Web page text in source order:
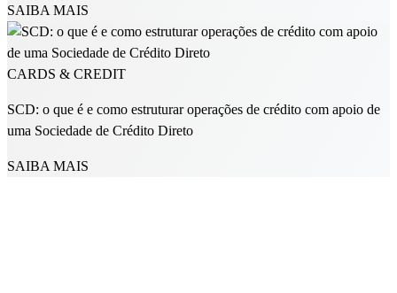
SAIBA MAIS
CARDS & CREDIT
SCD: o que é e como estruturar operações de crédito com apoio de
uma Sociedade de Crédito Direto
SAIBA MAIS